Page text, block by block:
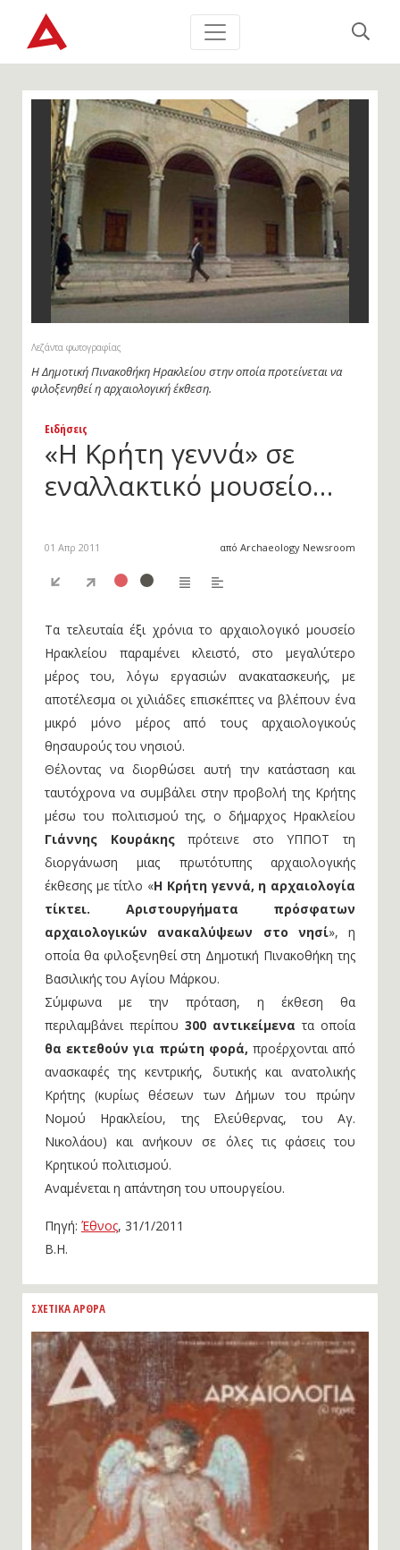
Λεζάντα φωτογραφίας
Η Δημοτική Πινακοθήκη Ηρακλείου στην οποία προτείνεται να
φιλοξενηθεί η αρχαιολογική έκθεση.
Ειδήσεις
«Η Κρήτη γεννά» σε
εναλλακτικό μουσείο…
01 Απρ 2011 από Archaeology Newsroom
Τα τελευταία έξι χρόνια το αρχαιολογικό μουσείο
Ηρακλείου παραμένει κλειστό, στο μεγαλύτερο
μέρος του, λόγω εργασιών ανακατασκευής, με
αποτέλεσμα οι χιλιάδες επισκέπτες να βλέπουν ένα
μικρό μόνο μέρος από τους αρχαιολογικούς
θησαυρούς του νησιού.
Θέλοντας να διορθώσει αυτή την κατάσταση και
ταυτόχρονα να συμβάλει στην προβολή της Κρήτης
μέσω του πολιτισμού της, ο δήμαρχος Ηρακλείου
Γιάννης Κουράκηςπρότεινε στο ΥΠΠΟΤ τη
διοργάνωση μιας πρωτότυπης αρχαιολογικής
έκθεσης με τίτλο «Η Κρήτη γεννά, η αρχαιολογία
τίκτει. Αριστουργήματα πρόσφατων
αρχαιολογικών ανακαλύψεων στο νησί», η
οποία θα φιλοξενηθεί στη Δημοτική Πινακοθήκη της
Βασιλικής του Αγίου Μάρκου.
Σύμφωνα με την πρόταση, η έκθεση θα
περιλαμβάνει περίπου 300 αντικείμενα τα οποία
θα εκτεθούν για πρώτη φορά, προέρχονται από
ανασκαφές της κεντρικής, δυτικής και ανατολικής
Κρήτης (κυρίως θέσεων των Δήμων του πρώην
Νομού Ηρακλείου, της Ελεύθερνας, του Αγ.
Νικολάου) και ανήκουν σε όλες τις φάσεις του
Κρητικού πολιτισμού.
Αναμένεται η απάντηση του υπουργείου.
Πηγή: Έθνος, 31/1/2011
Β.Η.
ΣΧΕΤΙΚΑ ΑΡΘΡΑ